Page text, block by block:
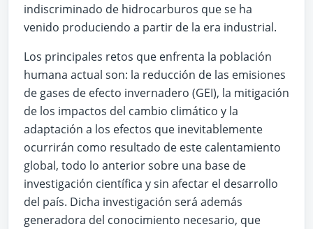
indiscriminado de hidrocarburos que se ha
venido produciendo a partir de la era industrial.
Los principales retos que enfrenta la población
humana actual son: la reducción de las emisiones
de gases de efecto invernadero (GEI), la mitigación
de los impactos del cambio climático y la
adaptación a los efectos que inevitablemente
ocurrirán como resultado de este calentamiento
global, todo lo anterior sobre una base de
investigación científica y sin afectar el desarrollo
del país. Dicha investigación será además
generadora del conocimiento necesario, que